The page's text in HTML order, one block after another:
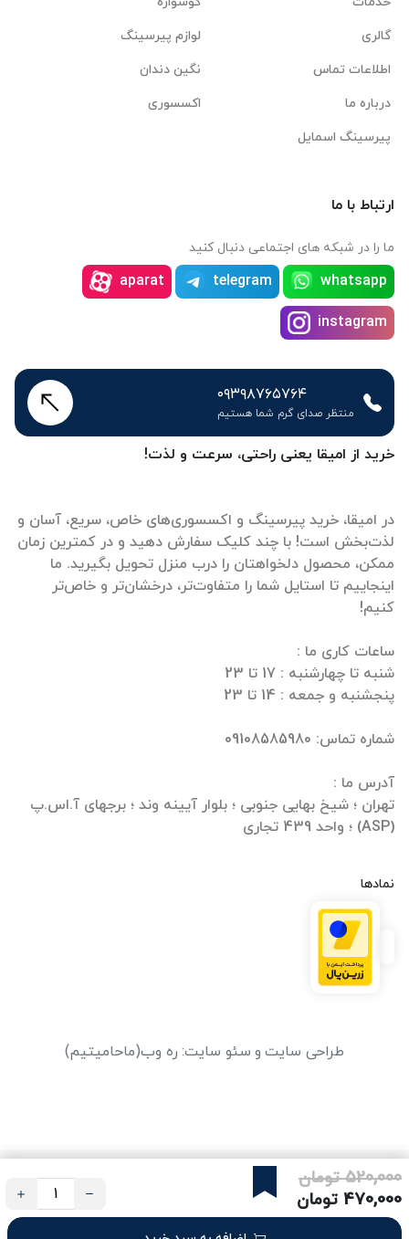
520,000 تومان
470,000 تومان
خرید از امیقا یعنی راحتی، سرعت و لذت!
در امیقا، خرید پیرسینگ و اکسسوری‌های خاص، سریع، آسان و
لذت‌بخش است! با چند کلیک سفارش دهید و در کمترین زمان
ممکن، محصول دلخواهتان را درب منزل تحویل بگیرید. ما
اینجاییم تا استایل شما را متفاوت‌تر، درخشان‌تر و خاص‌تر
تهران ؛ شیخ بهایی جنوبی ؛ بلوار آیینه وند ؛ برجهای آ.اس.پ
(ASP) ؛ واحد 439 تجاری
نمادها
گالری
اطلاعات تماس
درباره ما
پیرسینگ اسمایل
لوازم پیرسینگ
نگین دندان
اکسسوری
ارتباط با ما
ما را در شبکه های اجتماعی دنبال کنید
whatsapp
telegram
aparat
instagram
۰۹۳۹۸۷۶۵۷۶۴
منتظر صدای گرم شما هستیم
طراحی سایت و سئو سایت: ره وب(ماحامیتیم)